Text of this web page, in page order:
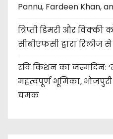
Pannu, Fardeen Khan,
त्रिप्ती डिमरी और
सीबीएफसी द्वारा
रवि किशन का जन्मदिन:
महत्वपूर्ण भूमिका,
चमक